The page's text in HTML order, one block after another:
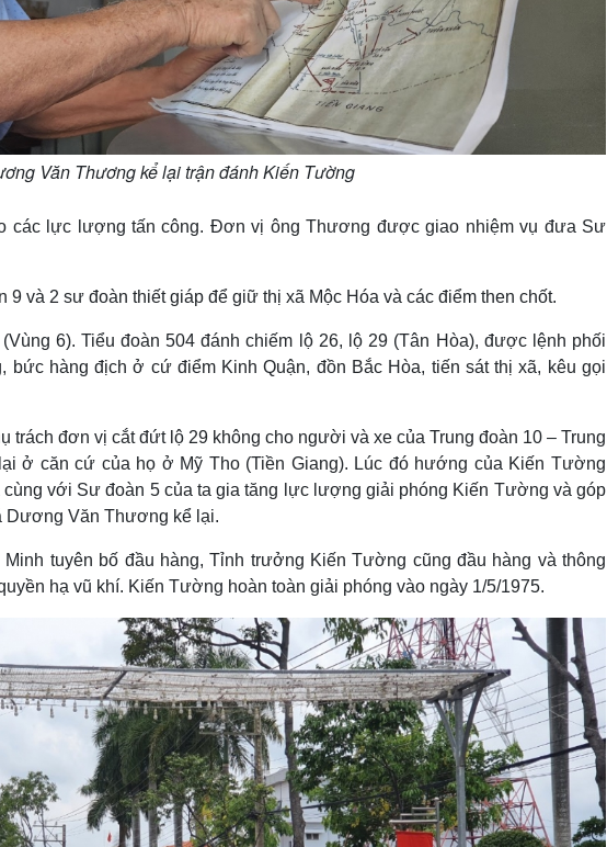
Văn Thương kể lại trận đánh Kiến Tường
các lực lượng tấn công. Đơn vị ông Thương được giao nhiệm vụ đưa Sư
9 và 2 sư đoàn thiết giáp để giữ thị xã Mộc Hóa và các điểm then chốt.
6). Tiểu đoàn 504 đánh chiếm lộ 26, lộ 29 (Tân Hòa), được lệnh phối
hàng địch ở cứ điểm Kinh Quận, đồn Bắc Hòa, tiến sát thị xã, kêu gọi
trách đơn vị cắt đứt lộ 29 không cho người và xe của Trung đoàn 10 – Trung
ở căn cứ của họ ở Mỹ Tho (Tiền Giang). Lúc đó hướng của Kiến Tường
với Sư đoàn 5 của ta gia tăng lực lượng giải phóng Kiến Tường và góp
Dương Văn Thương kể lại.
tuyên bố đầu hàng, Tỉnh trưởng Kiến Tường cũng đầu hàng và thông
hạ vũ khí. Kiến Tường hoàn toàn giải phóng vào ngày 1/5/1975.